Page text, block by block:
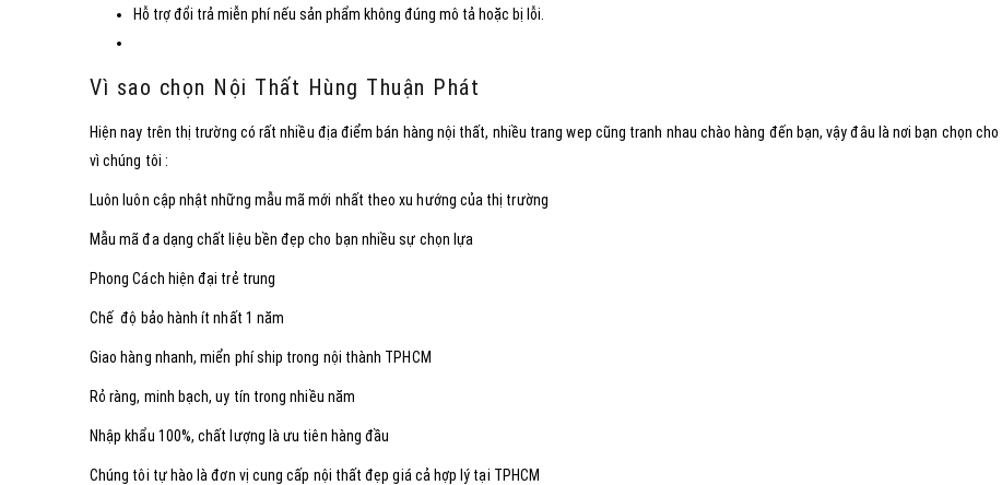
Hỗ trợ đổi trả miễn phí nếu sản phẩm không đúng mô tả hoặc bị lỗi.
Vì sao chọn Nội Thất Hùng Thuận Phát
Hiện nay trên thị trường có rất nhiều địa điểm bán hàng nội thất, nhiều trang wep cũng tranh nhau chào hàng đến bạn, vậy đâu là nơi bạn chọn cho
vì chúng tôi :
Luôn luôn cập nhật những mẫu mã mới nhất theo xu hướng của thị trường
Mẫu mã đa dạng chất liệu bền đẹp cho bạn nhiều sự chọn lựa
Phong Cách hiện đại trẻ trung
Chế độ bảo hành ít nhất 1 năm
Giao hàng nhanh, miển phí ship trong nội thành TPHCM
Rỏ ràng, minh bạch, uy tín trong nhiều năm
Nhập khẩu 100%, chất lượng là ưu tiên hàng đầu
Chúng tôi tự hào là đơn vị cung cấp nội thất đẹp giá cả hợp lý tại TPHCM